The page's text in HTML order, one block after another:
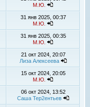
М.Ю.
31 янв 2025, 00:37
М.Ю.
31 янв 2025, 00:35
М.Ю.
21 окт 2024, 20:07
Лиза Алексеева
15 окт 2024, 20:05
М.Ю.
06 окт 2024, 13:52
Саша Тер2ентьев